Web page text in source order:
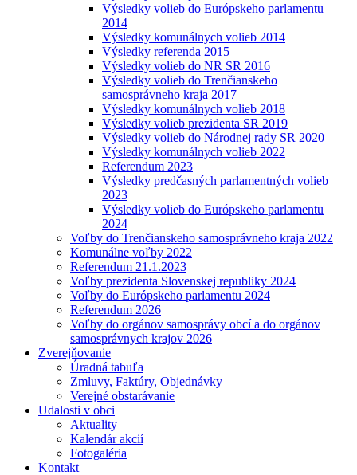
Výsledky volieb do Európskeho parlamentu
2014
Výsledky komunálnych volieb 2014
Výsledky referenda 2015
Výsledky volieb do NR SR 2016
Výsledky volieb do Trenčianskeho
samosprávneho kraja 2017
Výsledky komunálnych volieb 2018
Výsledky volieb prezidenta SR 2019
Výsledky volieb do Národnej rady SR 2020
Výsledky komunálnych volieb 2022
Referendum 2023
Výsledky predčasných parlamentných volieb
2023
Výsledky volieb do Európskeho parlamentu
2024
Voľby do Trenčianskeho samosprávneho kraja 2022
Komunálne voľby 2022
Referendum 21.1.2023
Voľby prezidenta Slovenskej republiky 2024
Voľby do Európskeho parlamentu 2024
Referendum 2026
Voľby do orgánov samosprávy obcí a do orgánov
samosprávnych krajov 2026
Zverejňovanie
Úradná tabuľa
Zmluvy, Faktúry, Objednávky
Verejné obstarávanie
Udalosti v obci
Aktuality
Kalendár akcií
Fotogaléria
Kontakt